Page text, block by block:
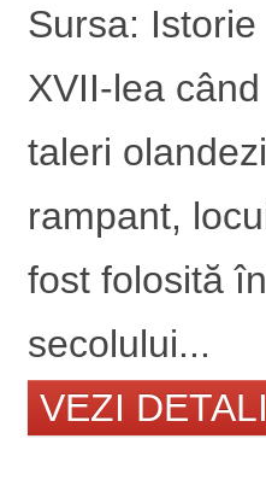
Sursa:
XVII-lea
taleri
rampant,
fost folosită
secolului...
VEZI